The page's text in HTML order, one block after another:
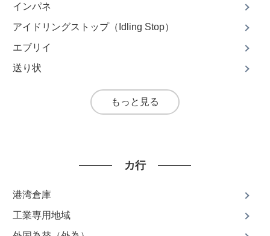
インパネ
アイドリングストップ（Idling Stop）
エブリイ
送り状
もっと見る
カ行
港湾倉庫
工業専用地域